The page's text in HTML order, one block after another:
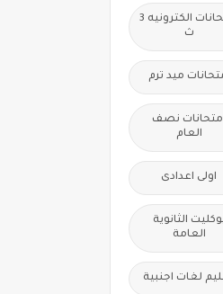
امتحانات الكترونيه 3
ث
ميد ترم
نصف
العام
اولى اعدادى
الثانوية
العامة
لغات اجنبية